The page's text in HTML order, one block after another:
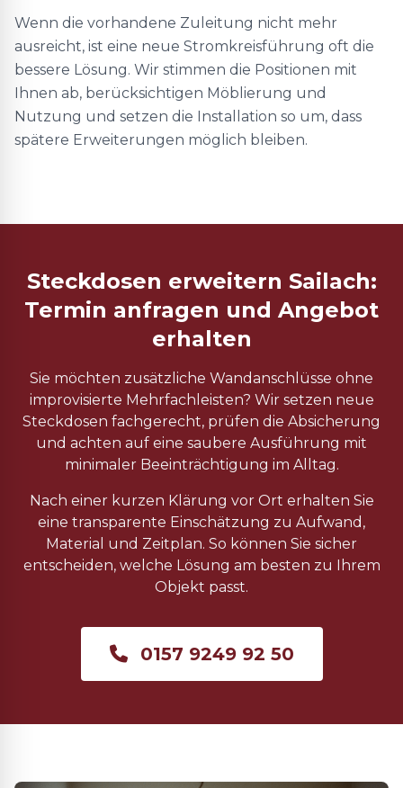
Wenn die vorhandene Zuleitung nicht mehr
ausreicht, ist eine neue Stromkreisführung oft die
bessere Lösung. Wir stimmen die Positionen mit
Ihnen ab, berücksichtigen Möblierung und
Nutzung und setzen die Installation so um, dass
spätere Erweiterungen möglich bleiben.
Steckdosen erweitern Sailach:
Termin anfragen und Angebot
erhalten
Sie möchten zusätzliche Wandanschlüsse ohne
improvisierte Mehrfachleisten? Wir setzen neue
Steckdosen fachgerecht, prüfen die Absicherung
und achten auf eine saubere Ausführung mit
minimaler Beeinträchtigung im Alltag.
Nach einer kurzen Klärung vor Ort erhalten Sie
eine transparente Einschätzung zu Aufwand,
Material und Zeitplan. So können Sie sicher
entscheiden, welche Lösung am besten zu Ihrem
Objekt passt.
0157 9249 92 50